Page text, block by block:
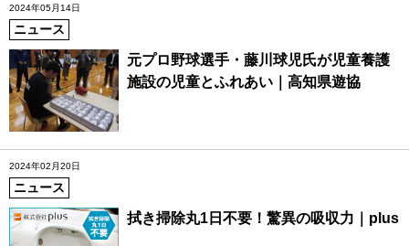
2024年05月14日
ニュース
元プロ野球選手・藤川球児氏が児童養護
施設の児童とふれあい｜高知県遊協
2024年02月20日
ニュース
拭き掃除丸1日不要！驚異の吸収力｜plus